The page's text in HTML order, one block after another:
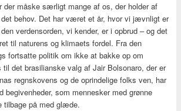
der måske særligt mange af os, der holder af
behov. Det har været et år, hvor vi jævnligt er
verdensorden, vi kender, er i opbrud – og det
til naturens og klimaets fordel. Fra den
fortsatte politik om ikke at bakke op om
det brasilianske valg af Jair Bolsonaro, der er
regnskovens og de oprindelige folks ven, har
som mennesker med grønne
tilbage på med glæde.